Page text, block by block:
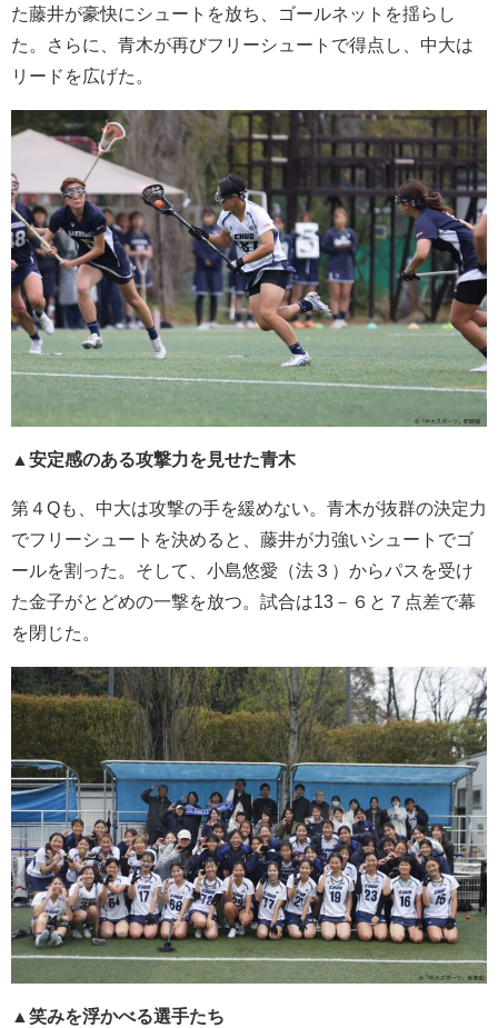
た藤井が豪快にシュートを放ち、ゴールネットを揺らし
た。さらに、青木が再びフリーシュートで得点し、中大は
リードを広げた。
▲安定感のある攻撃力を見せた青木
第４Qも、中大は攻撃の手を緩めない。青木が抜群の決定力
でフリーシュートを決めると、藤井が力強いシュートでゴ
ールを割った。そして、小島悠愛（法３）からパスを受け
た金子がとどめの一撃を放つ。試合は13－６と７点差で幕
を閉じた。
▲笑みを浮かべる選手たち